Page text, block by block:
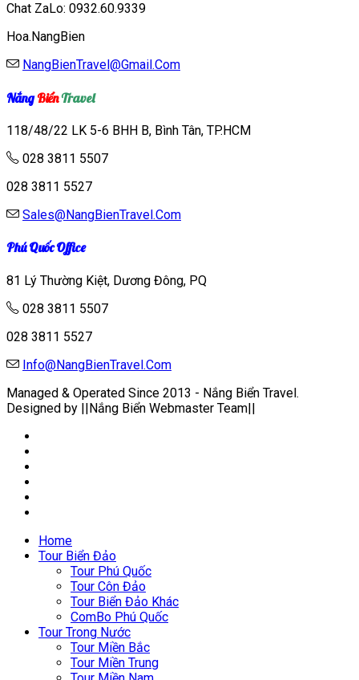
Chat ZaLo: 0932.60.9339
Hoa.NangBien
NangBienTravel@Gmail.Com
NắngBiểnTravel
118/48/22 LK 5-6 BHH B, Bình Tân, TP.HCM
028 3811 5507
028 3811 5527
Sales@NangBienTravel.Com
Phú Quốc Office
81 Lý Thường Kiệt, Dương Đông, PQ
028 3811 5507
028 3811 5527
Info@NangBienTravel.Com
Managed & Operated Since 2013 - Nắng Biển Travel.
Designed by ||Nắng Biển Webmaster Team||
Home
Tour Biển Đảo
Tour Phú Quốc
Tour Côn Đảo
Tour Biển Đảo Khác
ComBo Phú Quốc
Tour Trong Nước
Tour Miền Bắc
Tour Miền Trung